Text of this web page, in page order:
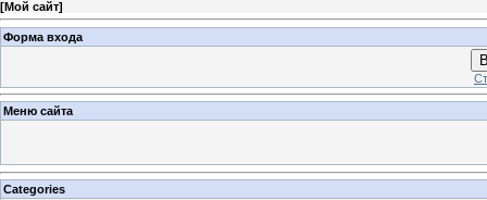
[Мой сайт]
Форма входа
Меню сайта
Categories